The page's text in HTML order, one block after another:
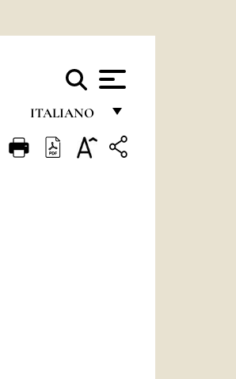
ITALIANO
FRANÇAIS